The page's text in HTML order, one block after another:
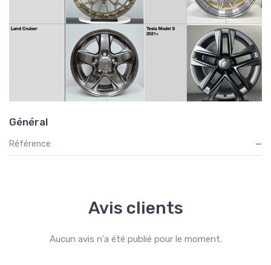
Général
Référence —
Avis clients
Aucun avis n'a été publié pour le moment.